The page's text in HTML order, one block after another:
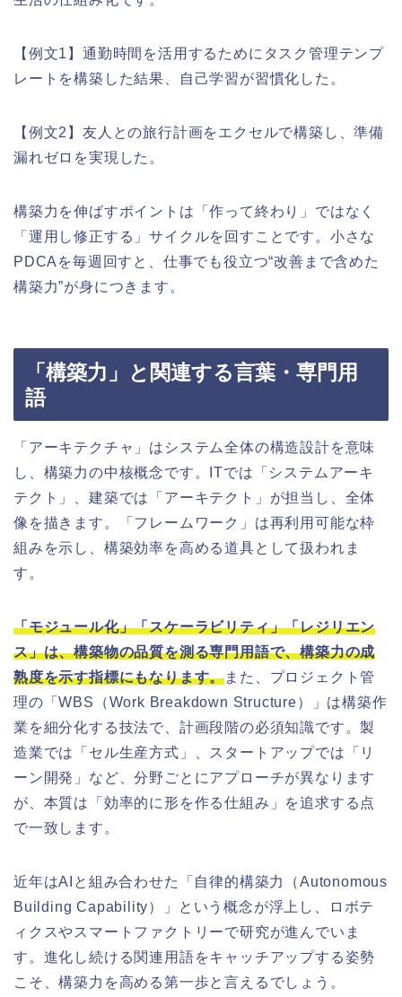
【例文1】通勤時間を活用するためにタスク管理テンプ
レートを構築した結果、自己学習が習慣化した。
【例文2】友人との旅行計画をエクセルで構築し、準備
漏れゼロを実現した。
構築力を伸ばすポイントは「作って終わり」ではなく
「運用し修正する」サイクルを回すことです。小さな
PDCAを毎週回すと、仕事でも役立つ“改善まで含めた
構築力”が身につきます。
「構築力」と関連する言葉・専門用
語
「アーキテクチャ」はシステム全体の構造設計を意味
し、構築力の中核概念です。ITでは「システムアーキ
テクト」、建築では「アーキテクト」が担当し、全体
像を描きます。「フレームワーク」は再利用可能な枠
組みを示し、構築効率を高める道具として扱われま
す。
「モジュール化」「スケーラビリティ」「レジリエン
ス」は、構築物の品質を測る専門用語で、構築力の成
熟度を示す指標にもなります。また、プロジェクト管
理の「WBS（Work Breakdown Structure）」は構築作
業を細分化する技法で、計画段階の必須知識です。製
造業では「セル生産方式」、スタートアップでは「リ
ーン開発」など、分野ごとにアプローチが異なります
が、本質は「効率的に形を作る仕組み」を追求する点
で一致します。
近年はAIと組み合わせた「自律的構築力（Autonomous
Building Capability）」という概念が浮上し、ロボテ
ィクスやスマートファクトリーで研究が進んでいま
す。進化し続ける関連用語をキャッチアップする姿勢
こそ、構築力を高める第一歩と言えるでしょう。